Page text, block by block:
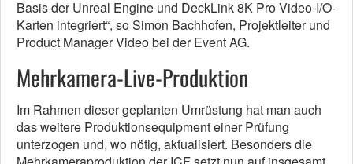
Basis der Unreal Engine und DeckLink 8K Pro Video-I/O-
Karten integriert“, so Simon Bachhofen, Projektleiter und
Product Manager Video bei der Event AG.
Mehrkamera-Live-Produktion
Im Rahmen dieser geplanten Umrüstung hat man auch
das weitere Produktionsequipment einer Prüfung
unterzogen und, wo nötig, aktualisiert. Besonders die